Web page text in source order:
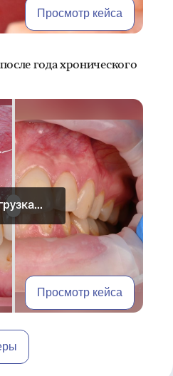
Просмотр кейса
года хронического
Просмотр кейса